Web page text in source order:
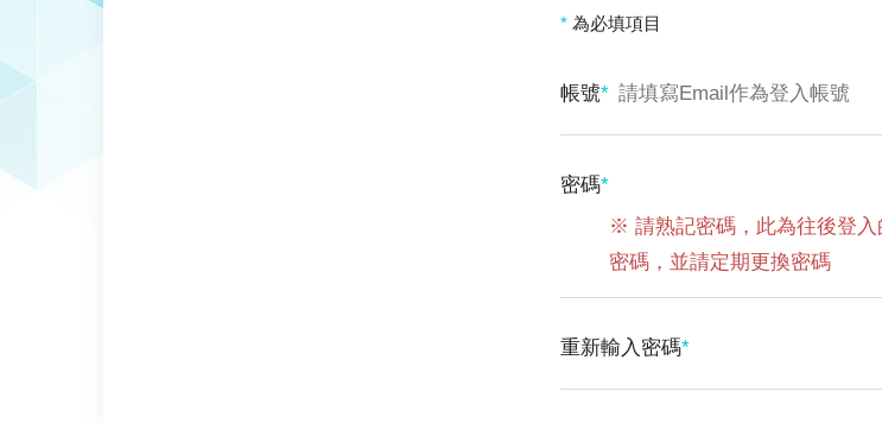
* 為必填項目
帳號*
密碼*
※ 請熟記密碼，此為往後登入
密碼，並請定期更換密碼
重新輸入密碼*